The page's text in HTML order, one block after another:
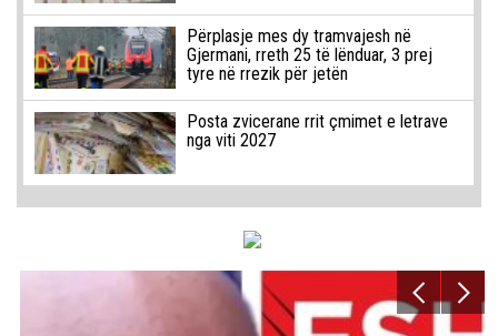
Përplasje mes dy tramvajesh në
Gjermani, rreth 25 të lënduar, 3 prej
tyre në rrezik për jetën
Posta zvicerane rrit çmimet e letrave
nga viti 2027